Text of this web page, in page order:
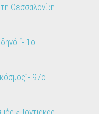
Θεσσαλονίκη
“- 1ο
κόσμος”- 97ο
«Ποντιακός